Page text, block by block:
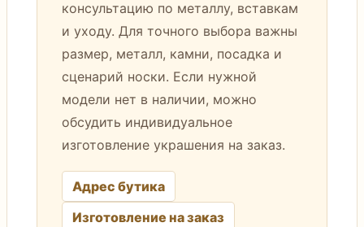
консультацию по металлу, вставкам
и уходу. Для точного выбора важны
размер, металл, камни, посадка и
сценарий носки. Если нужной
модели нет в наличии, можно
обсудить индивидуальное
изготовление украшения на заказ.
Адрес бутика
Изготовление на заказ